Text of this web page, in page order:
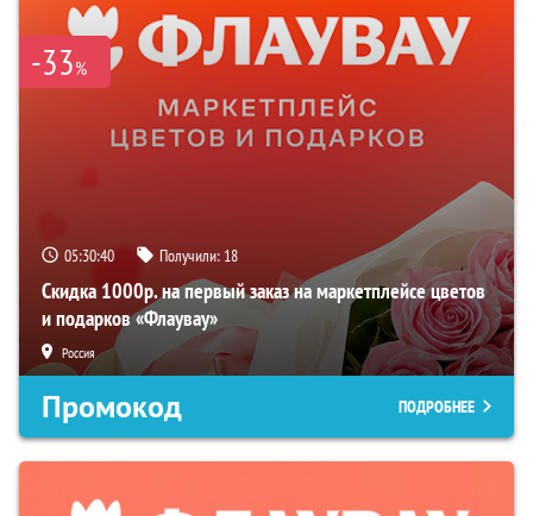
-33%
05:30:39 Получили: 18
Скидка 1000р. на первый заказ на маркетплейсе цветов
и подарков «Флаувау»
Россия
Промокод ПОДРОБНЕЕ